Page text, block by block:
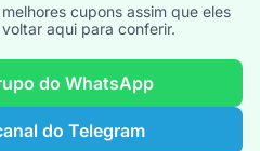
cupons assim que eles
aqui para conferir.
do WhatsApp
do Telegram